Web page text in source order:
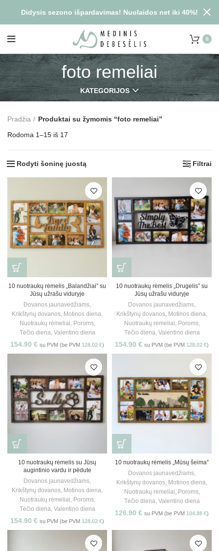
0
foto remeliai
KATEGORIJOS
Pradžia
Produktai su žymomis “foto remeliai”
Rodoma 1–15 iš 17
Rodyti šoninę juostą Filtrai
10 nuotraukų rėmelis „Balandžiai” su
Jūsų užrašu viduryje
Dovanos jaunavedžiams,
Krikštynų dovanos, Motinos diena,
Nuotraukų rėmeliai, Poroms,
Tėčio diena, Valentino diena
154.90 € su PVM (be PVM 128.02 €)
10 nuotraukų rėmelis „Drugelis” su
Jūsų užrašu viduryje
Dovanos jaunavedžiams,
Krikštynų dovanos, Motinos diena,
Nuotraukų rėmeliai, Poroms,
Tėčio diena, Valentino diena
154.90 € su PVM (be PVM 128.02 €)
10 nuotraukų rėmelis su Jūsų
augintinio vardu ir pėdute
Dovanos jaunavedžiams,
Krikštynų dovanos, Motinos diena,
Nuotraukų rėmeliai, Poroms,
Tėčio diena, Valentino diena
154.90 € su PVM (be PVM 128.02 €)
10 nuotraukų rėmelis „Mūsų šeima”
Dovanos jaunavedžiams,
Krikštynų dovanos, Motinos diena,
Nuotraukų rėmeliai, Poroms,
Tėčio diena, Valentino diena
126.90 € su PVM (be PVM 104.88 €)
Didysis sezono išpardavimas! Nuolaidos net iki 40%!